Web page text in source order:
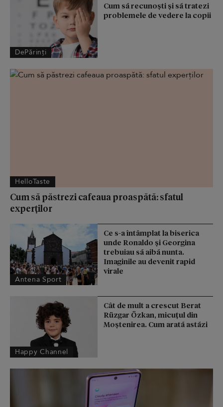
DePărinți
Cum să recunoști și să tratezi
problemele de vedere la copii
HelloTaste
Cum să păstrezi cafeaua proaspătă: sfatul
experților
Antena Sport
Ce s-a întâmplat la biserica
unde Ronaldo şi Georgina
trebuiau să aibă nunta.
Imaginile au devenit rapid
virale
Happy Channel
Cât de mult a crescut Berat
Rüzgar Özkan, micuțul din
Moștenirea. Cum arată astăzi